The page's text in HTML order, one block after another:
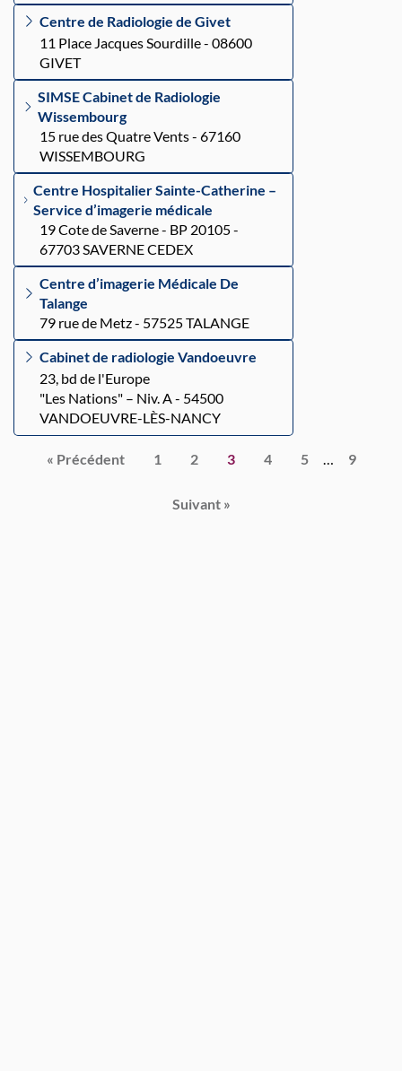
Centre de Radiologie de Givet
11 Place Jacques Sourdille - 08600
GIVET
SIMSE Cabinet de Radiologie
Wissembourg
15 rue des Quatre Vents - 67160
WISSEMBOURG
Centre Hospitalier Sainte-Catherine –
Service d’imagerie médicale
19 Cote de Saverne - BP 20105 -
67703 SAVERNE CEDEX
Centre d’imagerie Médicale De
Talange
79 rue de Metz - 57525 TALANGE
Cabinet de radiologie Vandoeuvre
23, bd de l'Europe
"Les Nations" – Niv. A - 54500
VANDOEUVRE-LÈS-NANCY
« Précédent 1 2 3 4 5 … 9
Suivant »